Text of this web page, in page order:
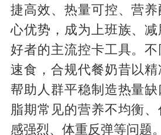
捷高效、热量可控、营
心优势，成为上班族、
好者的主流控卡工具。
速食，合规代餐奶昔以精
帮助人群平稳制造热量
脂期常见的营养不均衡
感强烈、体重反弹等问题。